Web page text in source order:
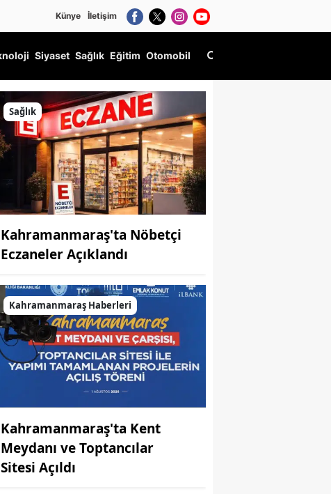
Künye İletişim
Siyaset Sağlık Eğitim Otomobil
Sağlık
Kahramanmaraş'ta Nöbetçi
Eczaneler Açıklandı
Kahramanmaraş Haberleri
Kahramanmaraş'ta Kent
Meydanı ve Toptancılar
Sitesi Açıldı